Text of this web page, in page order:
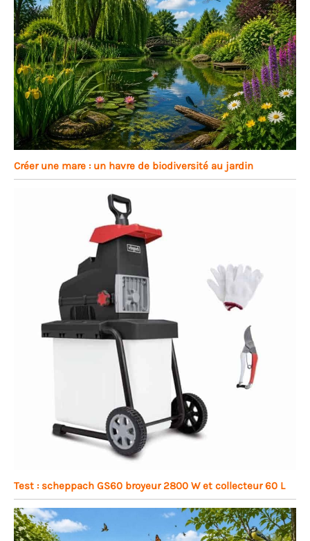
Créer une mare : un havre de biodiversité au jardin
Test : scheppach GS60 broyeur 2800 W et collecteur 60 L